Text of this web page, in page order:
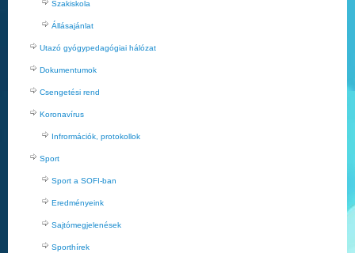
Szakiskola
Állásajánlat
Utazó gyógypedagógiai hálózat
Dokumentumok
Csengetési rend
Koronavírus
Infrormációk, protokollok
Sport
Sport a SOFI-ban
Eredményeink
Sajtómegjelenések
Sporthírek